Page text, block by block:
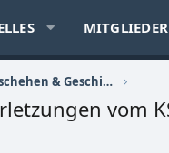
MITGLIEDER
Politik, Sozialkritik, Zeitgeschehen & Geschichte
vom